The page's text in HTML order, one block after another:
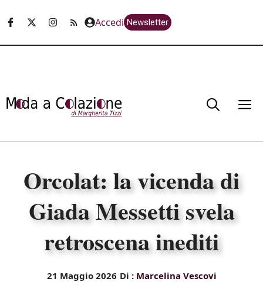
Accedi Newsletter
Orcolat: la vicenda di
Giada Messetti svela
retroscena inediti
21 Maggio 2026 Di : Marcelina Vescovi